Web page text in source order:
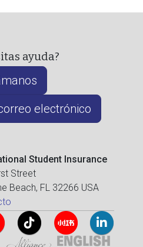
ayuda?
electrónico
Student Insurance
Street
Beach, FL 32266 USA